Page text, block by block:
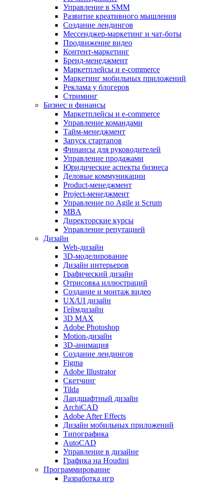
Управление в SMM
Развитие креативного мышления
Создание лендингов
Мессенджер-маркетинг и чат-боты
Продвижение видео
Контент-маркетинг
Бренд-менеджмент
Маркетплейсы и e-commerce
Маркетинг мобильных приложений
Реклама у блогеров
Стриминг
Бизнес и финансы
Маркетплейсы и e-commerce
Управление командами
Тайм-менеджмент
Запуск стартапов
Финансы для руководителей
Управление продажами
Юридические аспекты бизнеса
Деловые коммуникации
Product-менеджмент
Project-менеджмент
Управление по Agile и Scrum
MBA
Директорские курсы
Управление репутацией
Дизайн
Web-дизайн
3D-моделирование
Дизайн интерьеров
Графический дизайн
Отрисовка иллюстраций
Создание и монтаж видео
UX/UI дизайн
Геймдизайн
3D MAX
Adobe Photoshop
Motion-дизайн
3D-анимация
Создание лендингов
Figma
Adobe Illustrator
Скетчинг
Tilda
Ландшафтный дизайн
ArchiCAD
Adobe After Effects
Дизайн мобильных приложений
Типографика
AutoCAD
Управление в дизайне
Графика на Houdini
Программирование
Разработка игр